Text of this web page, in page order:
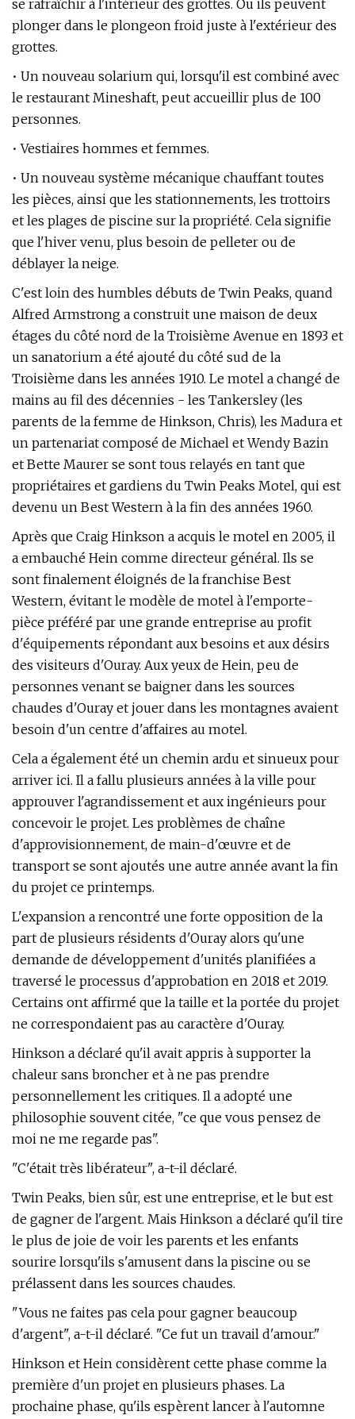
se rafraîchir à l'intérieur des grottes. Ou ils peuvent
plonger dans le plongeon froid juste à l'extérieur des
grottes.
• Un nouveau solarium qui, lorsqu'il est combiné avec
le restaurant Mineshaft, peut accueillir plus de 100
personnes.
• Vestiaires hommes et femmes.
• Un nouveau système mécanique chauffant toutes
les pièces, ainsi que les stationnements, les trottoirs
et les plages de piscine sur la propriété. Cela signifie
que l'hiver venu, plus besoin de pelleter ou de
déblayer la neige.
C'est loin des humbles débuts de Twin Peaks, quand
Alfred Armstrong a construit une maison de deux
étages du côté nord de la Troisième Avenue en 1893 et
​​un sanatorium a été ajouté du côté sud de la
Troisième dans les années 1910. Le motel a changé de
mains au fil des décennies - les Tankersley (les
parents de la femme de Hinkson, Chris), les Madura et
un partenariat composé de Michael et Wendy Bazin
et Bette Maurer se sont tous relayés en tant que
propriétaires et gardiens du Twin Peaks Motel, qui est
devenu un Best Western à la fin des années 1960.
Après que Craig Hinkson a acquis le motel en 2005, il
a embauché Hein comme directeur général. Ils se
sont finalement éloignés de la franchise Best
Western, évitant le modèle de motel à l'emporte-
pièce préféré par une grande entreprise au profit
d'équipements répondant aux besoins et aux désirs
des visiteurs d'Ouray. Aux yeux de Hein, peu de
personnes venant se baigner dans les sources
chaudes d'Ouray et jouer dans les montagnes avaient
besoin d'un centre d'affaires au motel.
Cela a également été un chemin ardu et sinueux pour
arriver ici. Il a fallu plusieurs années à la ville pour
approuver l'agrandissement et aux ingénieurs pour
concevoir le projet. Les problèmes de chaîne
d'approvisionnement, de main-d'œuvre et de
transport se sont ajoutés une autre année avant la fin
du projet ce printemps.
L'expansion a rencontré une forte opposition de la
part de plusieurs résidents d'Ouray alors qu'une
demande de développement d'unités planifiées a
traversé le processus d'approbation en 2018 et 2019.
Certains ont affirmé que la taille et la portée du projet
ne correspondaient pas au caractère d'Ouray.
Hinkson a déclaré qu'il avait appris à supporter la
chaleur sans broncher et à ne pas prendre
personnellement les critiques. Il a adopté une
philosophie souvent citée, "ce que vous pensez de
moi ne me regarde pas".
"C'était très libérateur", a-t-il déclaré.
Twin Peaks, bien sûr, est une entreprise, et le but est
de gagner de l'argent. Mais Hinkson a déclaré qu'il tire
le plus de joie de voir les parents et les enfants
sourire lorsqu'ils s'amusent dans la piscine ou se
prélassent dans les sources chaudes.
"Vous ne faites pas cela pour gagner beaucoup
d'argent", a-t-il déclaré. "Ce fut un travail d'amour."
Hinkson et Hein considèrent cette phase comme la
première d'un projet en plusieurs phases. La
prochaine phase, qu'ils espèrent lancer à l'automne